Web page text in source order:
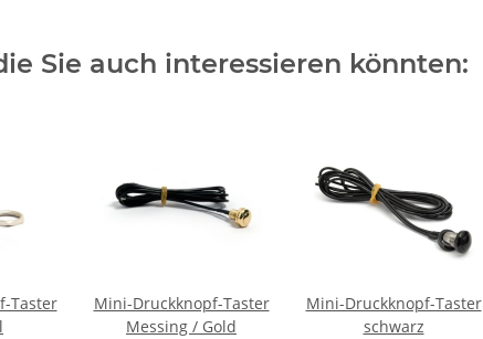
Sie auch interessieren könnten:
Taster
Mini-Druckknopf-Taster
Messing / Gold
Mini-Druckknopf-Taster
schwarz